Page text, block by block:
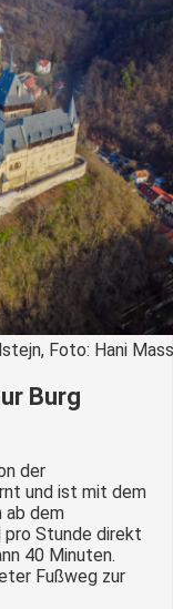
Foto: Hani
Burg
der
und ist mit dem
ab dem
pro Stunde direkt
40 Minuten.
Fußweg zur